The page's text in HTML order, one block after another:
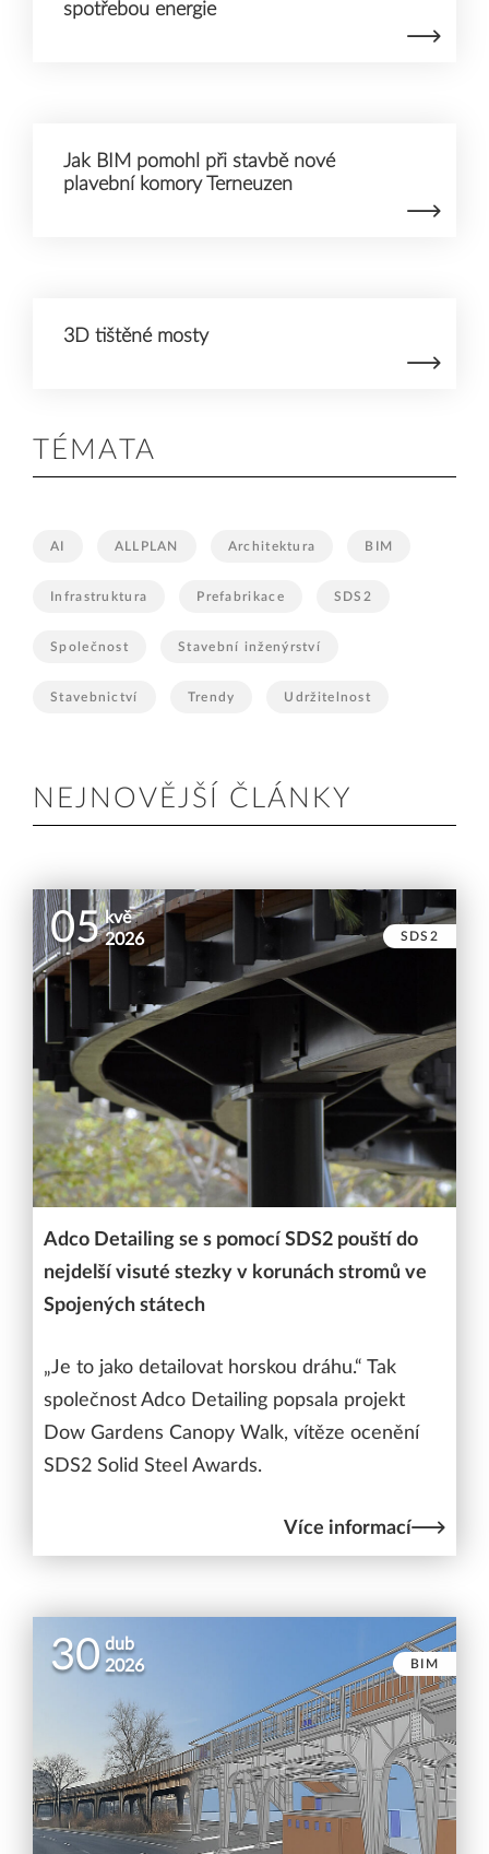
spotřebou energie
Jak BIM pomohl při stavbě nové
plavební komory Terneuzen
3D tištěné mosty
TÉMATA
AI ALLPLAN Architektura BIM
Infrastruktura Prefabrikace SDS2
Společnost Stavební inženýrství
Stavebnictví Trendy Udržitelnost
NEJNOVĚJŠÍ ČLÁNKY
05 kvě
2026
SDS2
Adco Detailing se s pomocí SDS2 pouští do
nejdelší visuté stezky v korunách stromů ve
Spojených státech
„Je to jako detailovat horskou dráhu.“ Tak
společnost Adco Detailing popsala projekt
Dow Gardens Canopy Walk, vítěze ocenění
SDS2 Solid Steel Awards.
Více informací
30 dub
2026
BIM